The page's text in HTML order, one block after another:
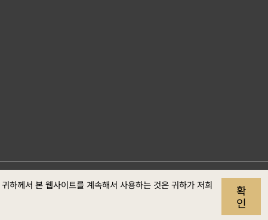
하께서 본 웹사이트를 계속해서 사용하는 것은 귀하가 저희
확
인
이트 자료개
개인정보
보안정
웹접근성